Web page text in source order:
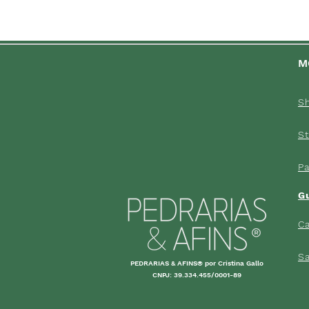
PEDRARIAS & AFINS® por Cristina Gallo
CNPJ: 39.334.455/0001-89